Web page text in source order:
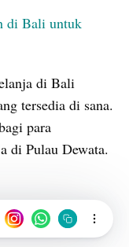
di Bali untuk
di Bali
tersedia di sana.
di Pulau Dewata.